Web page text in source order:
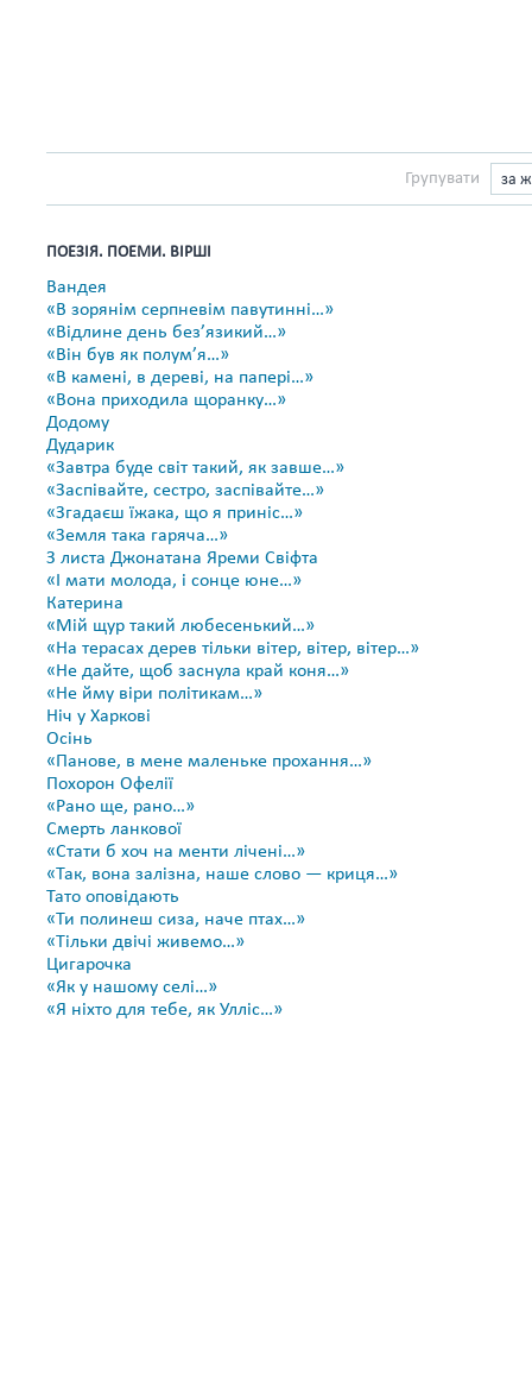
Групувати за
ПОЕЗІЯ. ПОЕМИ. ВІРШІ
Вандея
«В зорянім серпневім павутинні…»
«Відлине день без’язикий…»
«Він був як полум’я…»
«В камені, в дереві, на папері…»
«Вона приходила щоранку…»
Додому
Дударик
«Завтра буде світ такий, як завше…»
«Заспівайте, сестро, заспівайте…»
«Згадаєш їжака, що я приніс…»
«Земля така гаряча…»
З листа Джонатана Яреми Свіфта
«І мати молода, і сонце юне…»
Катерина
«Мій щур такий любесенький…»
«На терасах дерев тільки вітер, вітер, вітер…»
«Не дайте, щоб заснула край коня…»
«Не йму віри політикам…»
Ніч у Харкові
Осінь
«Панове, в мене маленьке прохання…»
Похорон Офелії
«Рано ще, рано…»
Смерть ланкової
«Стати б хоч на менти лічені…»
«Так, вона залізна, наше слово — криця…»
Тато оповідають
«Ти полинеш сиза, наче птах…»
«Тільки двічі живемо…»
Цигарочка
«Як у нашому селі…»
«Я ніхто для тебе, як Улліс…»